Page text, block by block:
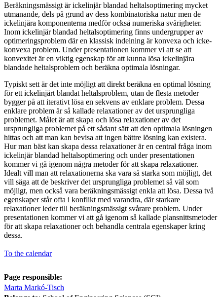
Beräkningsmässigt är ickelinjär blandad heltalsoptimering mycket
utmanande, dels på grund av dess kombinatoriska natur men de
ickelinjära komponenterna medför också numeriska svårigheter.
Inom ickelinjär blandad heltalsoptimering finns undergrupper av
optimeringsproblem där en klassisk indelning är konvexa och icke-
konvexa problem. Under presentationen kommer vi att se att
konvexitet är en viktig egenskap för att kunna lösa ickelinjära
blandade heltalsproblem och beräkna optimala lösningar.
Typiskt sett är det inte möjligt att direkt beräkna en optimal lösning
för ett ickelinjärt blandat heltalsproblem, utan de flesta metoder
bygger på att iterativt lösa en sekvens av enklare problem. Dessa
enklare problem är så kallade relaxationer av det ursprungliga
problemet. Målet är att skapa och lösa relaxationer av det
ursprungliga problemet på ett sådant sätt att den optimala lösningen
hittas och att man kan bevisa att ingen bättre lösning kan existera.
Hur man bäst kan skapa dessa relaxationer är en central fråga inom
ickelinjär blandad heltalsoptimering och under presentationen
kommer vi gå igenom några metoder för att skapa relaxationer.
Idealt vill man att relaxationerna ska vara så starka som möjligt, det
vill säga att de beskriver det ursprungliga problemet så väl som
möjligt, men också vara beräkningsmässigt enkla att lösa. Dessa två
egenskaper står ofta i konflikt med varandra, där starkare
relaxationer leder till beräkningsmässigt svårare problem. Under
presentationen kommer vi att gå igenom så kallade plansnittsmetoder
för att skapa relaxationer och behandla centrala egenskaper kring
dessa.
To the calendar
Page responsible:
Marta Markó-Tisch